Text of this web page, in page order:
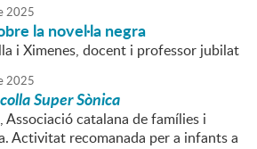
2025
la novel·la negra
i Ximenes, docent i professor jubilat
2025
Super Sònica
Associació catalana de famílies i
Activitat recomanada per a infants a